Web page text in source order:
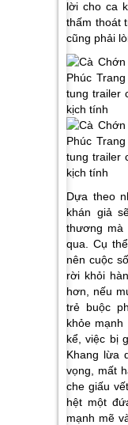
lời cho ca
thấm thoát
cũng phải
Dựa theo
khán giả
thương mà
qua. Cụ
nên cuộc
rời khỏi
hơn, nếu
trẻ buộc
khỏe
kể, việc bị
Khang lừa
vọng, mất
che giấu
hệt một
mạnh mẽ